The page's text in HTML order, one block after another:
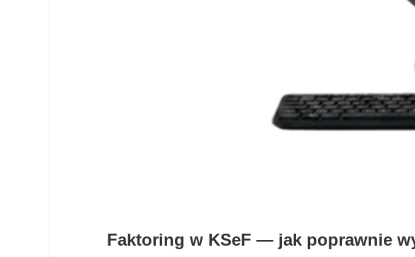
Faktoring w KSeF — jak poprawnie